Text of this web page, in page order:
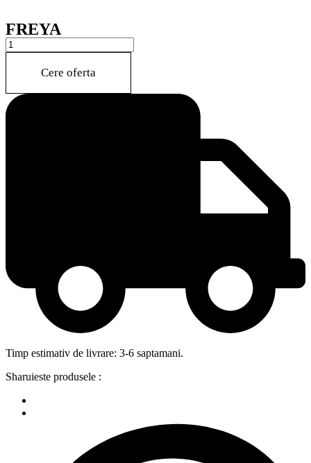
FREYA
FREYA
quantity
Cere oferta
Timp estimativ de livrare: 3-6 saptamani.
Sharuieste produsele :